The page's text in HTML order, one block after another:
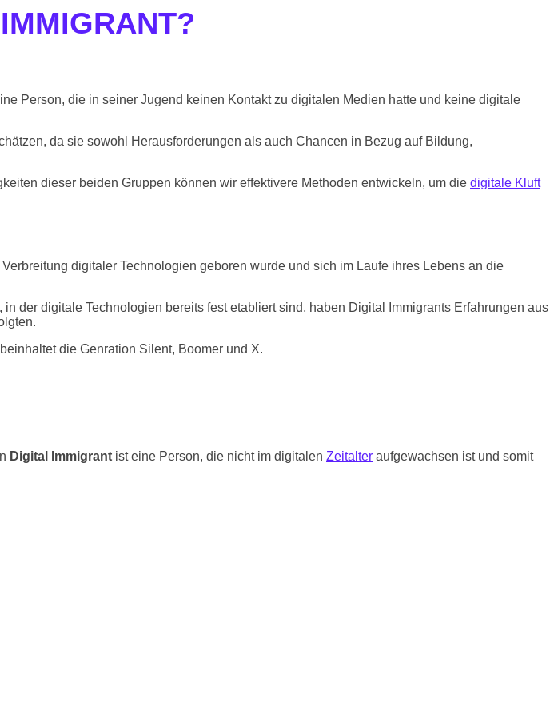
Person, die in seiner Jugend keinen Kontakt zu digitalen Medien hatte und keine digitale
da sie sowohl Herausforderungen als auch Chancen in Bezug auf Bildung,
dieser beiden Gruppen können wir effektivere Methoden entwickeln, um die digitale Kluft
digitaler Technologien geboren wurde und sich im Laufe ihres Lebens an die
der digitale Technologien bereits fest etabliert sind, haben Digital Immigrants Erfahrungen aus
die Genration Silent, Boomer und X.
Digital Immigrant ist eine Person, die nicht im digitalen Zeitalter aufgewachsen ist und somit